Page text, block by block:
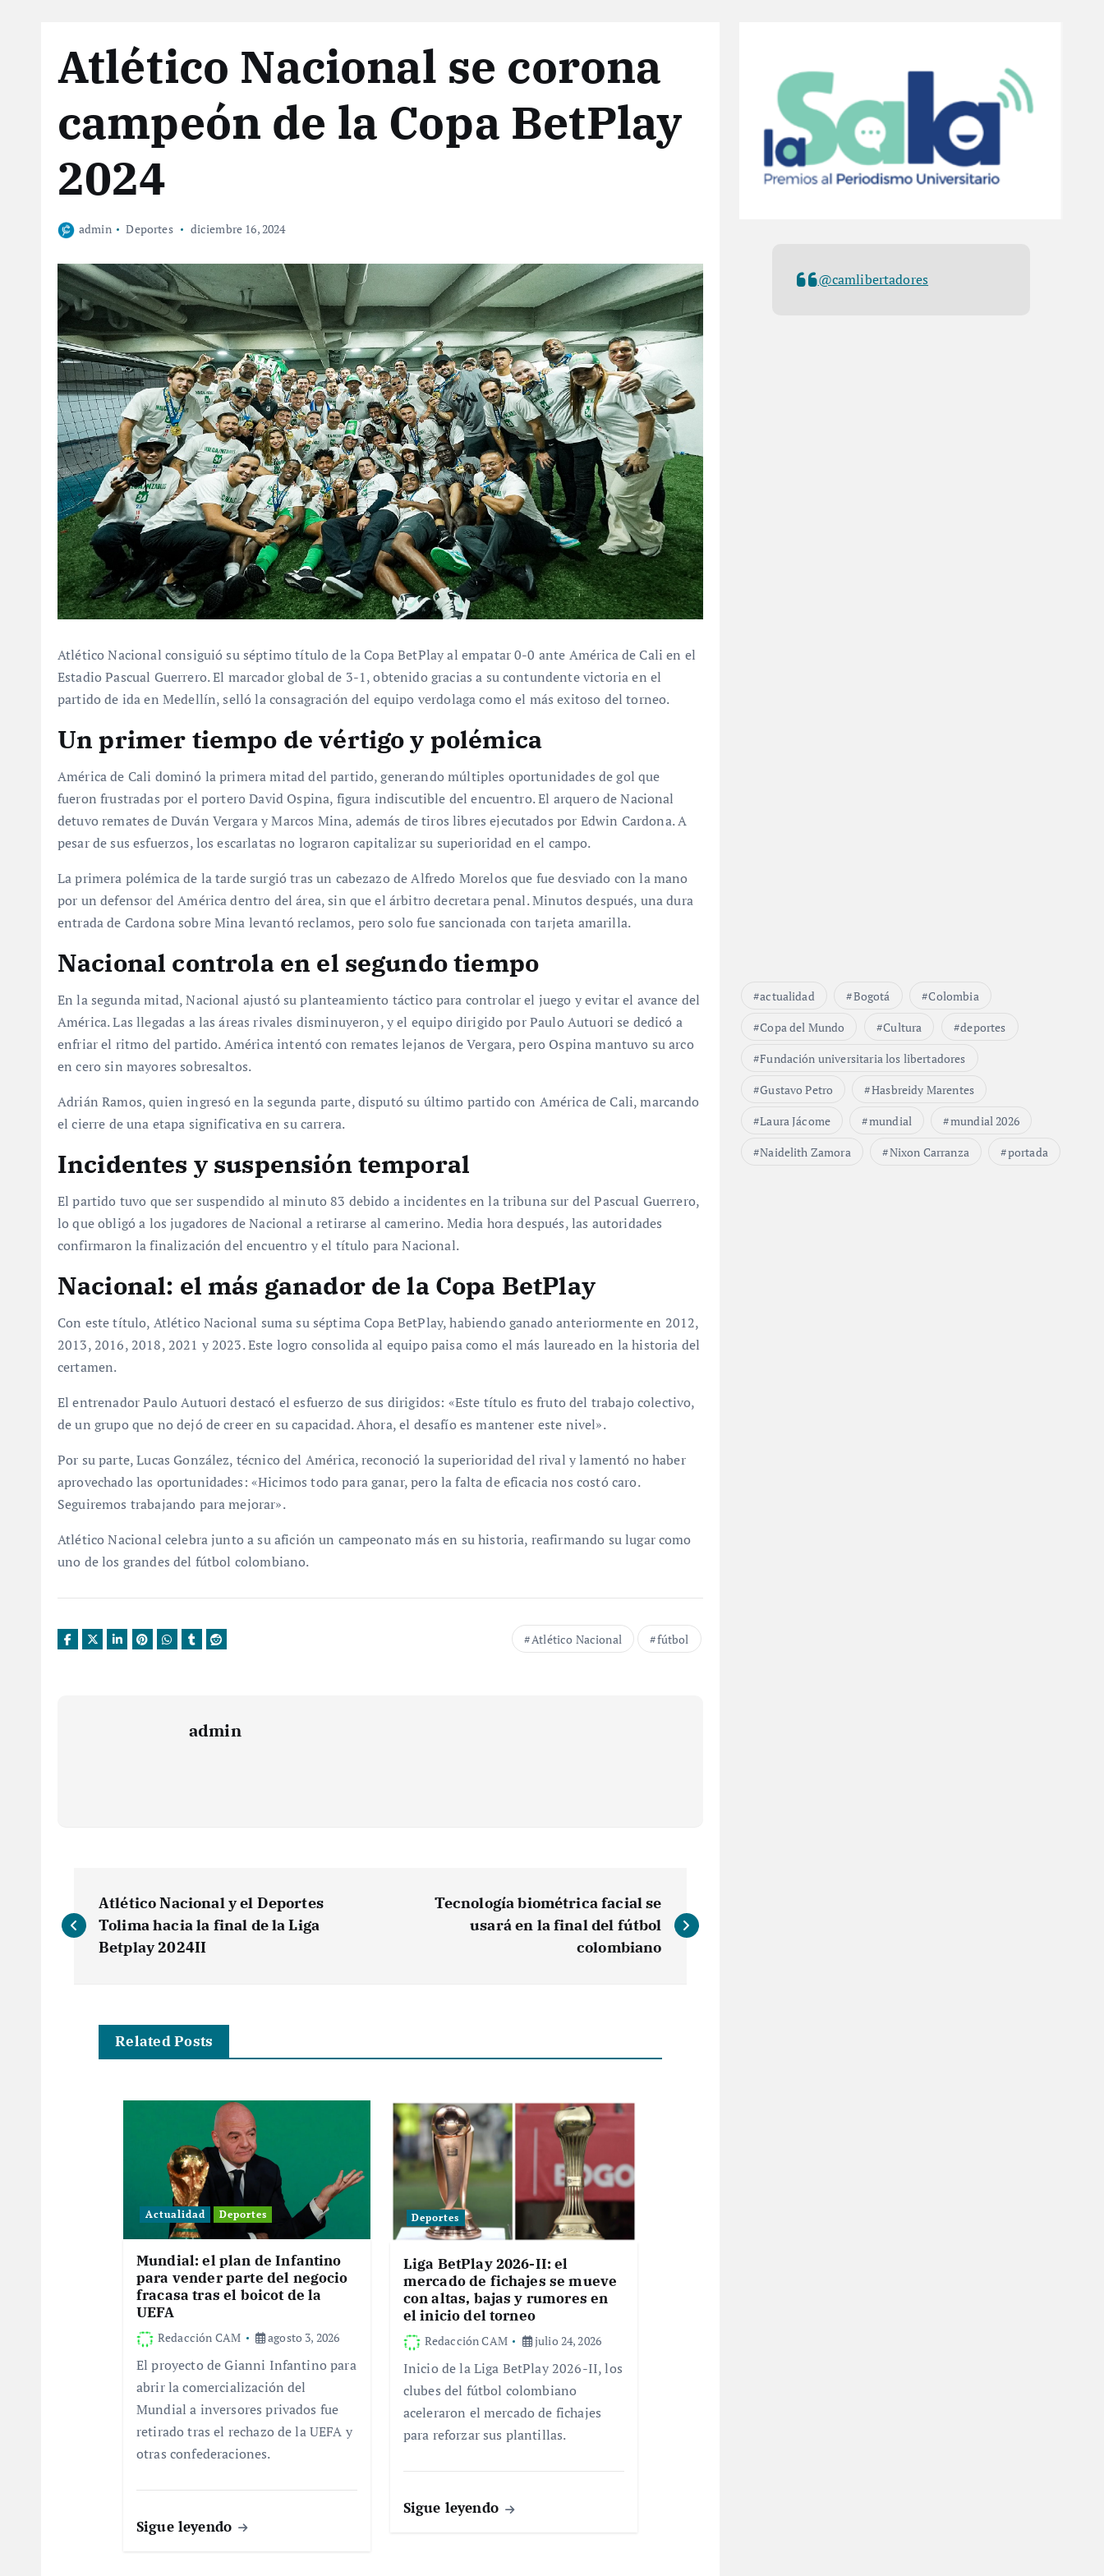
Atlético Nacional se corona
campeón de la Copa BetPlay
2024
admin Deportes diciembre 16, 2024
Atlético Nacional consiguió su séptimo título de la Copa BetPlay al empatar 0-0 ante América de Cali en el
Estadio Pascual Guerrero. El marcador global de 3-1, obtenido gracias a su contundente victoria en el
partido de ida en Medellín, selló la consagración del equipo verdolaga como el más exitoso del torneo.
Un primer tiempo de vértigo y polémica
América de Cali dominó la primera mitad del partido, generando múltiples oportunidades de gol que
fueron frustradas por el portero David Ospina, figura indiscutible del encuentro. El arquero de Nacional
detuvo remates de Duván Vergara y Marcos Mina, además de tiros libres ejecutados por Edwin Cardona. A
pesar de sus esfuerzos, los escarlatas no lograron capitalizar su superioridad en el campo.
La primera polémica de la tarde surgió tras un cabezazo de Alfredo Morelos que fue desviado con la mano
por un defensor del América dentro del área, sin que el árbitro decretara penal. Minutos después, una dura
entrada de Cardona sobre Mina levantó reclamos, pero solo fue sancionada con tarjeta amarilla.
Nacional controla en el segundo tiempo
En la segunda mitad, Nacional ajustó su planteamiento táctico para controlar el juego y evitar el avance del
América. Las llegadas a las áreas rivales disminuyeron, y el equipo dirigido por Paulo Autuori se dedicó a
enfriar el ritmo del partido. América intentó con remates lejanos de Vergara, pero Ospina mantuvo su arco
en cero sin mayores sobresaltos.
Adrián Ramos, quien ingresó en la segunda parte, disputó su último partido con América de Cali, marcando
el cierre de una etapa significativa en su carrera.
Incidentes y suspensión temporal
El partido tuvo que ser suspendido al minuto 83 debido a incidentes en la tribuna sur del Pascual Guerrero,
lo que obligó a los jugadores de Nacional a retirarse al camerino. Media hora después, las autoridades
confirmaron la finalización del encuentro y el título para Nacional.
Nacional: el más ganador de la Copa BetPlay
Con este título, Atlético Nacional suma su séptima Copa BetPlay, habiendo ganado anteriormente en 2012,
2013, 2016, 2018, 2021 y 2023. Este logro consolida al equipo paisa como el más laureado en la historia del
certamen.
El entrenador Paulo Autuori destacó el esfuerzo de sus dirigidos: «Este título es fruto del trabajo colectivo,
de un grupo que no dejó de creer en su capacidad. Ahora, el desafío es mantener este nivel».
Por su parte, Lucas González, técnico del América, reconoció la superioridad del rival y lamentó no haber
aprovechado las oportunidades: «Hicimos todo para ganar, pero la falta de eficacia nos costó caro.
Seguiremos trabajando para mejorar».
Atlético Nacional celebra junto a su afición un campeonato más en su historia, reafirmando su lugar como
uno de los grandes del fútbol colombiano.
Atlético Nacional fútbol
admin
a
Atlético Nacional y el Deportes
Tolima hacia la final de la Liga
Betplay 2024II
Tecnología biométrica facial se
usará en la final del fútbol
colombiano
Related Posts
Actualidad Deportes
Mundial: el plan de Infantino
para vender parte del negocio
fracasa tras el boicot de la
UEFA
Redacción CAM agosto 3, 2026
El proyecto de Gianni Infantino para
abrir la comercialización del
Mundial a inversores privados fue
retirado tras el rechazo de la UEFA y
otras confederaciones.
Sigue leyendo
Deportes
Liga BetPlay 2026-II: el
mercado de fichajes se mueve
con altas, bajas y rumores en
el inicio del torneo
Redacción CAM julio 24, 2026
Inicio de la Liga BetPlay 2026-II, los
clubes del fútbol colombiano
aceleraron el mercado de fichajes
para reforzar sus plantillas.
Sigue leyendo
@camlibertadores
actualidad Bogotá
Colombia
Copa del Mundo
Cultura
deportes
Fundación universitaria los libertadores
Gustavo Petro
Hasbreidy Marentes
Laura Jácome
mundial
mundial 2026
Naidelith Zamora
Nixon Carranza portada